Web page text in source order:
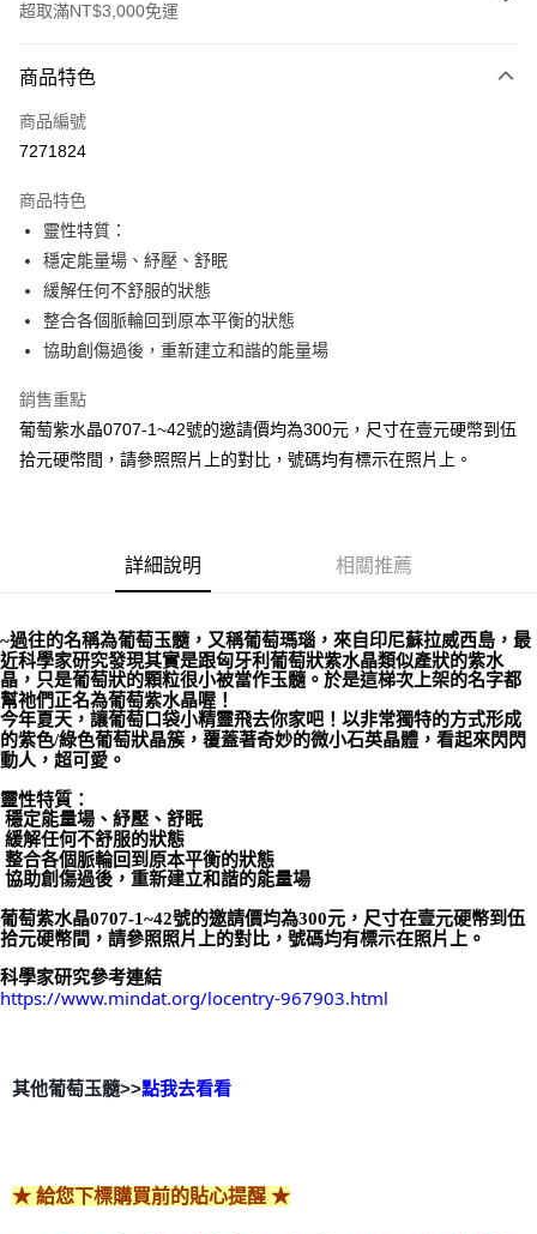
超取滿NT$3,000免運
信用卡一次付款
超商取貨付款
Apple Pay
街口支付
悠遊付
ATM付款
全家取貨付款
每筆NT$80，滿NT$3,000(含以上)免運費
每筆NT$80，滿NT$3,000(含以上)免運費
郵局幫你送（離島）
每筆NT$80，滿NT$3,000(含以上)免運費
付款後門市自取
免運費
商品特色
商品編號
7271824
商品特色
靈性特質：
穩定能量場、紓壓、舒眠
緩解任何不舒服的狀態
整合各個脈輪回到原本平衡的狀態
協助創傷過後，重新建立和諧的能量場
銷售重點
葡萄紫水晶0707-1~42號的邀請價均為300元，尺寸在壹元硬幣到伍
拾元硬幣間，請參照照片上的對比，號碼均有標示在照片上。
詳細說明 相關推薦
~過往的名稱為葡萄玉髓，又稱葡萄瑪瑙，來自印尼蘇拉威西島，最
近科學家研究發現其實是跟匈牙利葡萄狀紫水晶類似產狀的紫水
晶，只是葡萄狀的顆粒很小被當作玉髓。於是這梯次上架的名字都
幫祂們正名為葡萄紫水晶喔！
今年夏天，讓葡萄口袋小精靈飛去你家吧！以非常獨特的方式形成
的紫色/綠色葡萄狀晶簇，覆蓋著奇妙的微小石英晶體，看起來閃閃
動人，超可愛。
靈性特質：
穩定能量場、紓壓、舒眠
緩解任何不舒服的狀態
整合各個脈輪回到原本平衡的狀態
協助創傷過後，重新建立和諧的能量場
葡萄紫水晶0707-1~42號的邀請價均為300元，尺寸在壹元硬幣到伍
拾元硬幣間，請參照照片上的對比，號碼均有標示在照片上。
科學家研究參考連結
https://www.mindat.org/locentry-967903.html
其他葡萄玉髓>>點我去看看
★ 給您下標購買前的貼心提醒 ★